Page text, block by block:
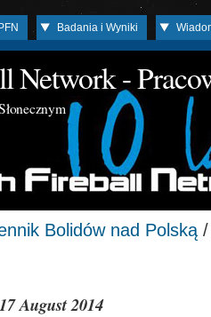
PFN Badania i Wyniki
Network -
Bolidów nad Polską
17 August 2014